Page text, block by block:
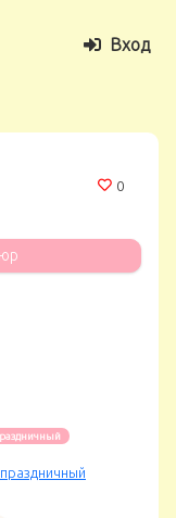
Вход
0